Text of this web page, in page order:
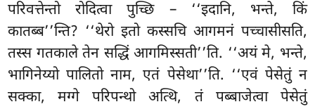
परिवत्तेन्तो रोदित्वा पुच्छि – ‘‘इदानि, भन्ते, किं
कातब्ब’’न्ति? ‘‘थेरो इतो कस्सचि आगमनं पच्चासीसति,
तस्स गतकाले तेन सद्धिं आगमिस्सती’’ति. ‘‘अयं मे, भन्ते,
भागिनेय्यो पालितो नाम, एतं पेसेथा’’ति. ‘‘एवं पेसेतुं न
सक्का, मग्गे परिपन्थो अत्थि, तं पब्बाजेत्वा पेसेतुं